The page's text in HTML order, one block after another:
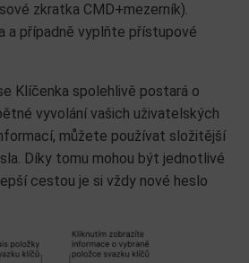
zkratka CMD+mezerník).
a případně vyplňte přístupové
Klíčenka spolehlivě postará o
vyvolání vašich uživatelských
můžete používat složitější
Díky tomu mohou být jednotlivé
cestou je si vždy nové heslo